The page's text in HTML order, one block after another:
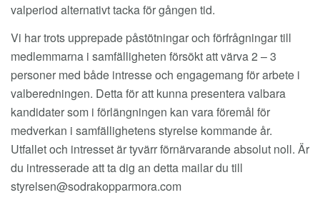
valperiod alternativt tacka för gången tid.
Vi har trots upprepade påstötningar och förfrågningar till
medlemmarna i samfälligheten försökt att värva 2 – 3
personer med både intresse och engagemang för arbete i
valberedningen. Detta för att kunna presentera valbara
kandidater som i förlängningen kan vara föremål för
medverkan i samfällighetens styrelse kommande år.
Utfallet och intresset är tyvärr förnärvarande absolut noll. Är
du intresserade att ta dig an detta mailar du till
styrelsen@sodrakopparmora.com